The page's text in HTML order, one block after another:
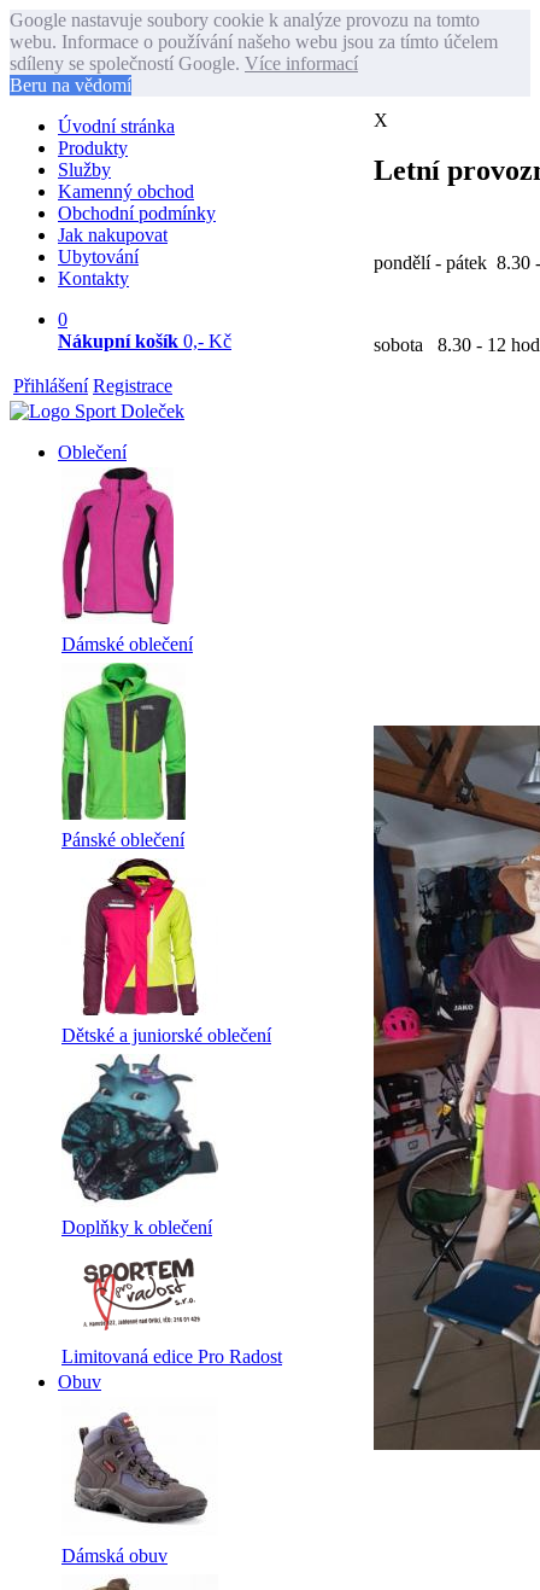
Google nastavuje soubory cookie k analýze provozu na tomto
webu. Informace o používání našeho webu jsou za tímto účelem
sdíleny se společností Google. Více informací
Beru na vědomí
X
Letní
pondělí - pátek 8.30
sobota 8.30 - 12 hod
Úvodní stránka
Produkty
Služby
Kamenný obchod
Obchodní podmínky
Jak nakupovat
Ubytování
Kontakty
0
Nákupní košík 0,- Kč
Přihlášení Registrace
Oblečení
Dámské oblečení
Pánské oblečení
Dětské a juniorské oblečení
Doplňky k oblečení
Limitovaná edice Pro Radost
Obuv
Dámská obuv